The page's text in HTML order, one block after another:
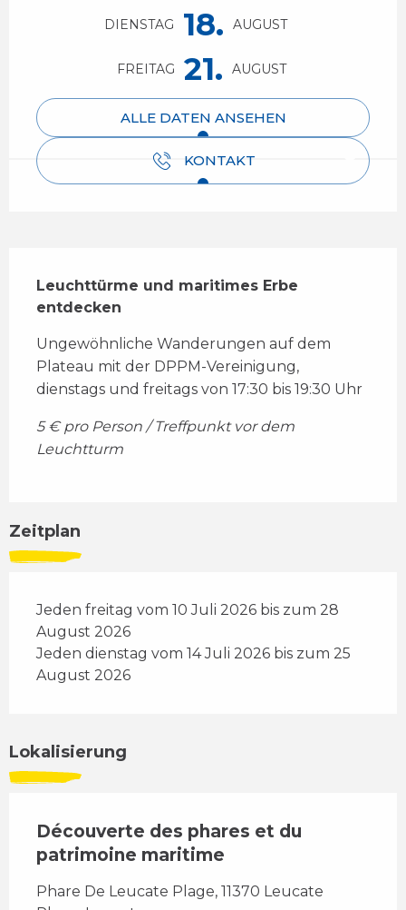
DIENSTAG 18. AUGUST
FREITAG 21. AUGUST
ALLE DATEN ANSEHEN
KONTAKT
Leuchttürme und maritimes Erbe
entdecken
Ungewöhnliche Wanderungen auf dem
Plateau mit der DPPM-Vereinigung,
dienstags und freitags von 17:30 bis 19:30 Uhr
5 € pro Person / Treffpunkt vor dem
Leuchtturm
Zeitplan
Jeden freitag vom 10 Juli 2026 bis zum 28
August 2026
Jeden dienstag vom 14 Juli 2026 bis zum 25
August 2026
Lokalisierung
Découverte des phares et du
patrimoine maritime
Phare De Leucate Plage, 11370 Leucate